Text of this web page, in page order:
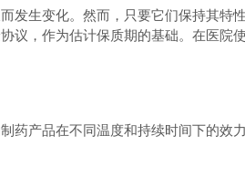
发生变化。然而，只要它们保持其
议，作为估计保质期的基础。在医院
药产品在不同温度和持续时间下的效力